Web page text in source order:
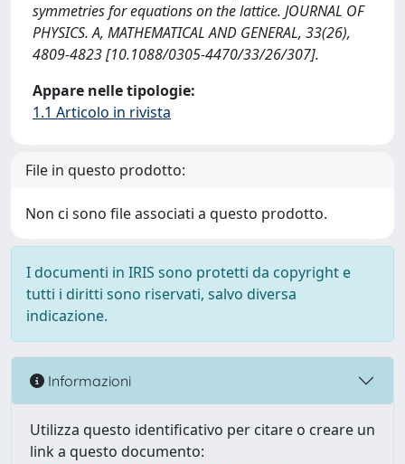
symmetries for equations on the lattice. JOURNAL OF
PHYSICS. A, MATHEMATICAL AND GENERAL, 33(26),
4809-4823 [10.1088/0305-4470/33/26/307].
Appare nelle tipologie:
1.1 Articolo in rivista
File in questo prodotto:
Non ci sono file associati a questo prodotto.
I documenti in IRIS sono protetti da copyright e
tutti i diritti sono riservati, salvo diversa
indicazione.
Informazioni
Utilizza questo identificativo per citare o creare un
link a questo documento: